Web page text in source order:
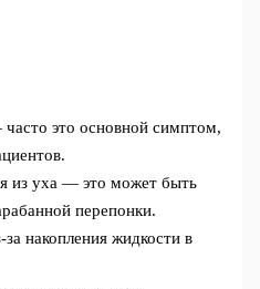
это основной симптом,
из уха — это может быть
перепонки.
накопления жидкости в